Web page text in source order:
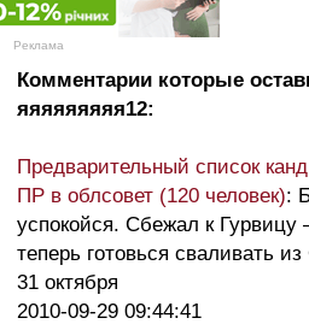
Реклама
Комментарии которые
яяяяяяяяя12:
Предварительный список
ПР в облсовет (120 человек):
успокойся. Сбежал к
теперь готовься сваливать
31 октября
2010-09-29 09:44:41